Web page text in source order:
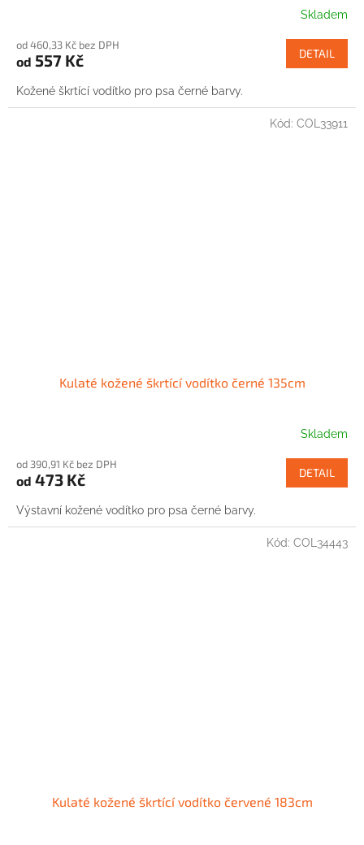
Skladem
od 460,33 Kč bez DPH
od 557 Kč DETAIL
Kožené škrtící vodítko pro psa černé barvy.
Kulaté kožené škrtící vodítko černé 135cm
Skladem
od 390,91 Kč bez DPH
od 473 Kč DETAIL
Výstavní kožené vodítko pro psa černé barvy.
Kód: COL33911
Kulaté kožené škrtící vodítko červené 183cm
Kód: COL34443